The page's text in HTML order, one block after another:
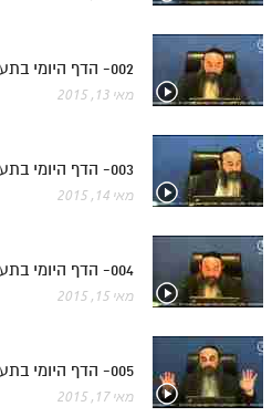
חלק י
חלק יא
חלק יב
חלק יד
חלק טו
חלק ט"ז
בית שער הכוונות
שידור חי
הזמן סט תע"ס
002- הדף היומי בתע"ס – חלק י"ד – א'תצה-אתצו
מאי 13, 2015
003- הדף היומי בתע"ס – חלק י"ד – א'תצז-אתצח
מאי 14, 2015
004- הדף היומי בתע"ס – חלק י"ד – א'תצט-א'תק
מאי 15, 2015
005- הדף היומי בתע"ס – חלק י"ד – א'תקא-א'תקב
מאי 17, 2015